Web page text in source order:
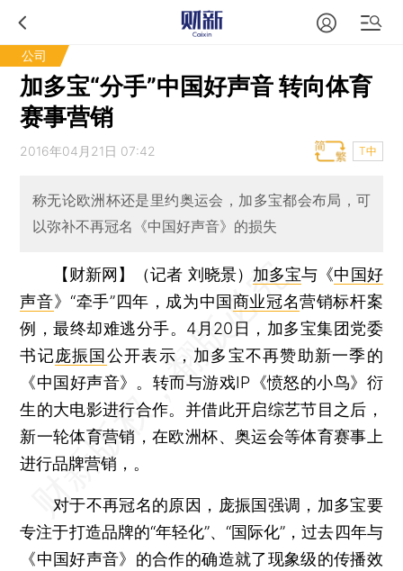
公司
加多宝“分手”中国好声音 转向体育
赛事营销
2016年04月21日 07:42 T中
称无论欧洲杯还是里约奥运会，加多宝都会布局，可
以弥补不再冠名《中国好声音》的损失
【财新网】（记者 刘晓景） 加多宝与《中国好
声音》“牵手”四年，成为中国商业冠名营销标杆案
例，最终却难逃分手。4月20日，加多宝集团党委
书记庞振国 公开表示，加多宝不再赞助新一季的
《中国好声音》。转而与游戏IP《愤怒的小鸟》衍
生的大电影进行合作。并借此开启综艺节目之后，
新一轮体育营销，在欧洲杯、奥运会等体育赛事上
进行品牌营销，。
对于不再冠名的原因，庞振国强调，加多宝要
专注于打造品牌的“年轻化”、“国际化”，过去四年与
《中国好声音》的合作的确造就了现象级的传播效